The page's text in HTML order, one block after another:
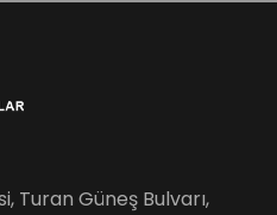
Turan Güneş Bulvarı,